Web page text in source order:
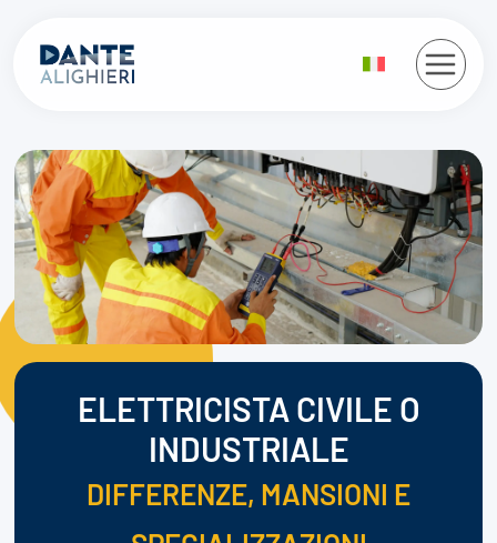
contenuto
ELETTRICISTA CIVILE O
INDUSTRIALE
DIFFERENZE, MANSIONI E